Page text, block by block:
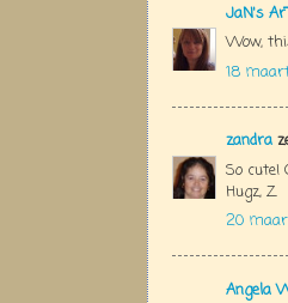
JaN's
Wow,
18
zandra
So cute!
Hugz, Z
20
Angela